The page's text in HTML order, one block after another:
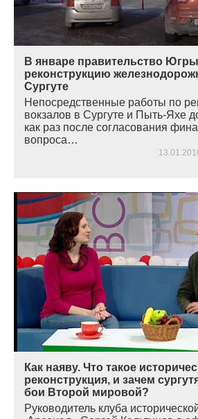
В январе правительство
реконструкцию
Сургуте
Непосредственные работы по
вокзалов в Сургуте и Пыть-Яхе
как раз после согласования
вопроса…
Как наяву. Что такое
реконструкция, и зачем
бои Второй мировой?
Руководитель клуба